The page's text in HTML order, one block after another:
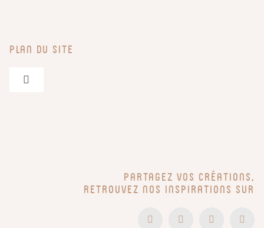
Plan du site
Navigation
Partagez vos créations,
retrouvez nos inspirations sur